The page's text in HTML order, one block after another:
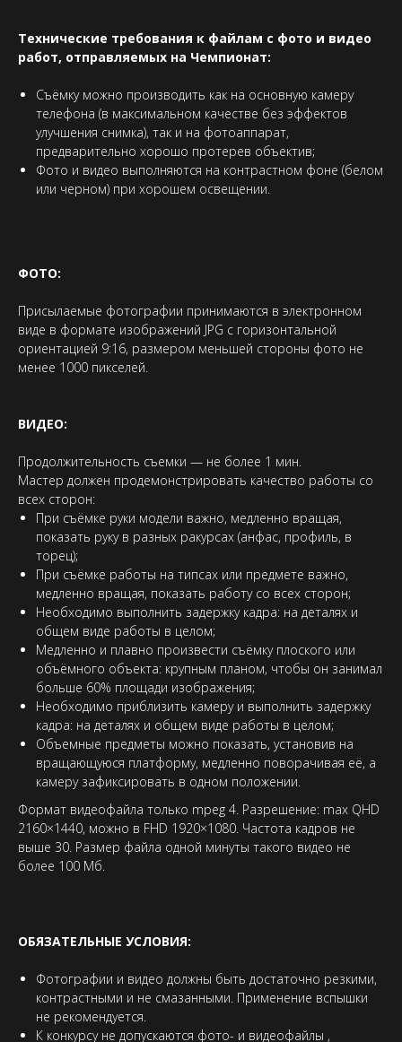
Технические требования к файлам с фото и видео
работ, отправляемых на Чемпионат:
Съёмку можно производить как на основную камеру
телефона (в максимальном качестве без эффектов
улучшения снимка), так и на фотоаппарат,
предварительно хорошо протерев объектив;
Фото и видео выполняются на контрастном фоне (белом
или черном) при хорошем освещении.
ФОТО:
Присылаемые фотографии принимаются в электронном
виде в формате изображений JPG с горизонтальной
ориентацией 9:16, размером меньшей стороны фото не
менее 1000 пикселей.
ВИДЕО:
Продолжительность съемки — не более 1 мин.
Мастер должен продемонстрировать качество работы со
всех сторон:
При съёмке руки модели важно, медленно вращая,
показать руку в разных ракурсах (анфас, профиль, в
торец);
При съёмке работы на типсах или предмете важно,
медленно вращая, показать работу со всех сторон;
Необходимо выполнить задержку кадра: на деталях и
общем виде работы в целом;
Медленно и плавно произвести съёмку плоского или
объёмного объекта: крупным планом, чтобы он занимал
больше 60% площади изображения;
Необходимо приблизить камеру и выполнить задержку
кадра: на деталях и общем виде работы в целом;
Объемные предметы можно показать, установив на
вращающуюся платформу, медленно поворачивая её, а
камеру зафиксировать в одном положении.
Формат видеофайла только mpeg 4. Разрешение: max QHD
2160×1440, можно в FHD 1920×1080. Частота кадров не
выше 30. Размер файла одной минуты такого видео не
более 100 Мб.
ОБЯЗАТЕЛЬНЫЕ УСЛОВИЯ:
Фотографии и видео должны быть достаточно резкими,
контрастными и не смазанными. Применение вспышки
не рекомендуется.
К конкурсу не допускаются фото- и видеофайлы ,